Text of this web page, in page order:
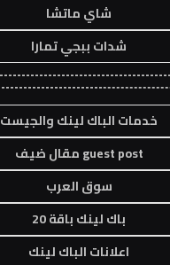
شاي ماتشا
شدات ببجي تمارا
خدمات الباك لينك والجيست
guest post مقال ضيف
سوق العرب
باك لينك باقة 20
اعلانات الباك لينك